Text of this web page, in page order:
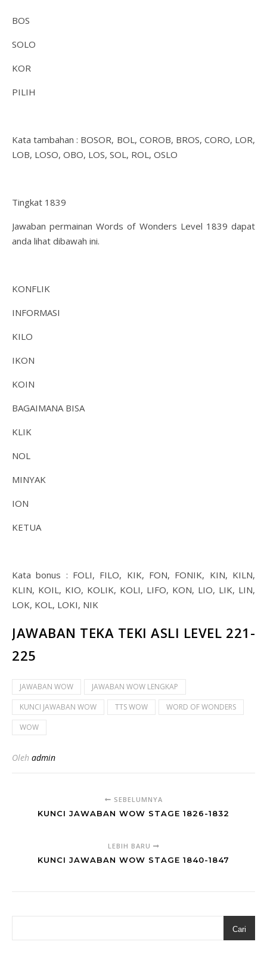
BOS
SOLO
KOR
PILIH
Kata tambahan : BOSOR, BOL, COROB, BROS, CORO, LOR,
LOB, LOSO, OBO, LOS, SOL, ROL, OSLO
Tingkat 1839
Jawaban permainan Words of Wonders Level 1839 dapat
anda lihat dibawah ini.
KONFLIK
INFORMASI
KILO
IKON
KOIN
BAGAIMANA BISA
KLIK
NOL
MINYAK
ION
KETUA
Kata bonus : FOLI, FILO, KIK, FON, FONIK, KIN, KILN,
KLIN, KOIL, KIO, KOLIK, KOLI, LIFO, KON, LIO, LIK, LIN,
LOK, KOL, LOKI, NIK
JAWABAN TEKA TEKI ASLI LEVEL 221-
225
JAWABAN WOW
JAWABAN WOW LENGKAP
KUNCI JAWABAN WOW
TTS WOW
WORD OF WONDERS
WOW
Oleh admin
SEBELUMNYA
KUNCI JAWABAN WOW STAGE 1826-1832
LEBIH BARU
KUNCI JAWABAN WOW STAGE 1840-1847
Cari